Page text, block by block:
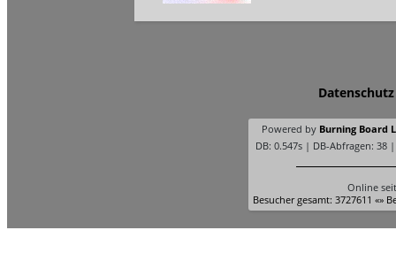
Datenschutz
Powered by Burning Board
DB: 0.547s | DB-Abfragen: 38
Online
Besucher gesamt: 3727611 «»